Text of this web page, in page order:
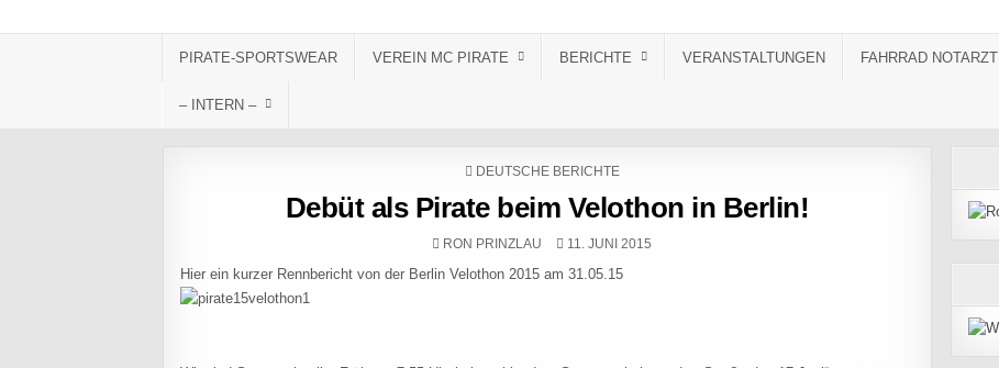
PIRATE-SPORTSWEAR VEREIN MC PIRATE BERICHTE VERANSTALTUNGEN FAHRRAD NOTARZT
– INTERN –
POSTED IN
DEUTSCHE BERICHTE
Debüt als Pirate beim Velothon in Berlin!
AUTHOR:
RON PRINZLAU PUBLISHED DATE:
11. JUNI 2015
Hier ein kurzer Rennbericht von der Berlin Velothon 2015 am 31.05.15